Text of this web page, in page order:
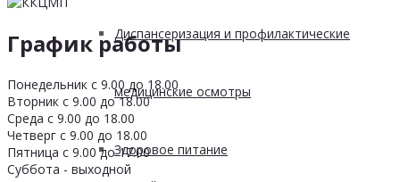
Диспансеризация и профилактические
медицинские осмотры
Здоровое питание
График работы
Понедельник с 9.00 до 18.00
Вторник с 9.00 до 18.00
Среда с 9.00 до 18.00
Четверг с 9.00 до 18.00
Пятница с 9.00 до 17.00
Суббота - выходной